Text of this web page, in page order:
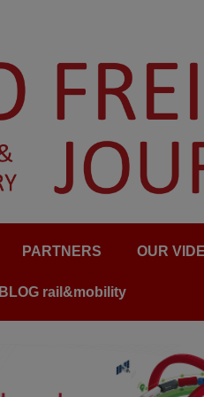
PARTNERS OUR
BLOG rail&mobility